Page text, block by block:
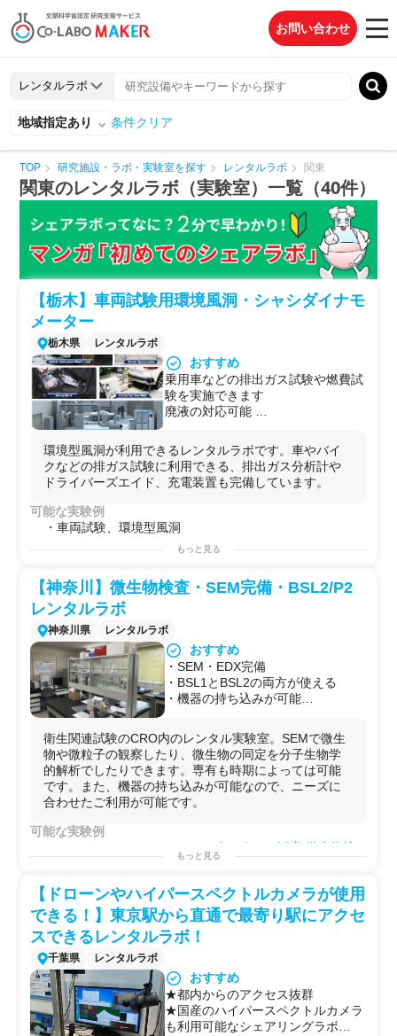
お問い合わせ
地域指定あり 条件クリア
TOP 研究施設・ラボ・実験室を探す レンタルラボ 関東
関東のレンタルラボ（実験室）一覧（40件）
【栃木】車両試験用環境風洞・シャシダイナモ
メーター
栃木県 レンタルラボ
おすすめ
乗用車などの排出ガス試験や燃費試
験を実施できます
廃液の対応可能
外部者の居室 シェアあり
ラボ駐車場利用可能
環境型風洞が利用できるレンタルラボです。車やバイ
クなどの排ガス試験に利用できる、排出ガス分析計や
ドライバーズエイド、充電装置も完備しています。
可能な実験例
・車両試験、環境型風洞
もっと見る
【神奈川】微生物検査・SEM完備・BSL2/P2
レンタルラボ
神奈川県 レンタルラボ
おすすめ
・SEM・EDX完備
・BSL1とBSL2の両方が使える
・機器の持ち込みが可能
衛生関連試験のCRO内のレンタル実験室。SEMで微生
物や微粒子の観察したり、微生物の同定を分子生物学
的解析でしたりできます。専有も時期によっては可能
です。また、機器の持ち込みが可能なので、ニーズに
合わせたご利用が可能です。
可能な実験例
リアルタイムPCR
ジェノタイピング SEM観察 微生物培
・食品や水に含まれる異物や微生物 の観察や同定
・研究 プロジェクトを始める前の予備実験などに！
・自社で行えない サイドプロジェクト
を行う場としての
使用
もっと見る
【ドローンやハイパースペクトルカメラが使用
できる！】東京駅から直通で最寄り駅にアクセ
スできるレンタルラボ！
千葉県 レンタルラボ
おすすめ
★都内からのアクセス抜群
★国産のハイパースペクトルカメラ
も利用可能なシェアリングラボ